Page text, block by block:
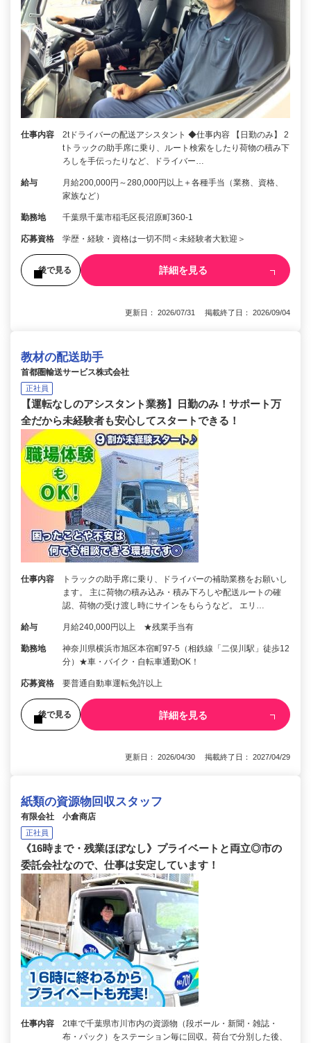
仕事内容
2tドライバーの配送アシスタント ◆仕事内容 【日勤のみ】 2
tトラックの助手席に乗り、ルート検索をしたり荷物の積み下
ろしを手伝ったりなど、ドライバー…
給与
月給200,000円～280,000円以上＋各種手当（業務、資格、
家族など）
勤務地 千葉県千葉市稲毛区長沼原町360-1
応募資格 学歴・経験・資格は一切不問＜未経験者大歓迎＞
後で見る 詳細を見る
更新日： 2026/07/31 掲載終了日： 2026/09/04
教材の配送助手
首都圏輸送サービス株式会社
正社員
【運転なしのアシスタント業務】日勤のみ！サポート万
全だから未経験者も安心してスタートできる！
仕事内容
トラックの助手席に乗り、ドライバーの補助業務をお願いし
ます。 主に荷物の積み込み・積み下ろしや配送ルートの確
認、荷物の受け渡し時にサインをもらうなど。 エリ…
給与 月給240,000円以上 ★残業手当有
勤務地
神奈川県横浜市旭区本宿町97-5（相鉄線「二俣川駅」徒歩12
分）★車・バイク・自転車通勤OK！
応募資格 要普通自動車運転免許以上
後で見る 詳細を見る
更新日： 2026/04/30 掲載終了日： 2027/04/29
紙類の資源物回収スタッフ
有限会社 小倉商店
正社員
《16時まで・残業ほぼなし》プライベートと両立◎市の
委託会社なので、仕事は安定しています！
仕事内容
2t車で千葉県市川市内の資源物（段ボール・新聞・雑誌・
布・パック）をステーション毎に回収。荷台で分別した後、